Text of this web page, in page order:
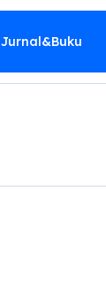
Jurnal&Buku